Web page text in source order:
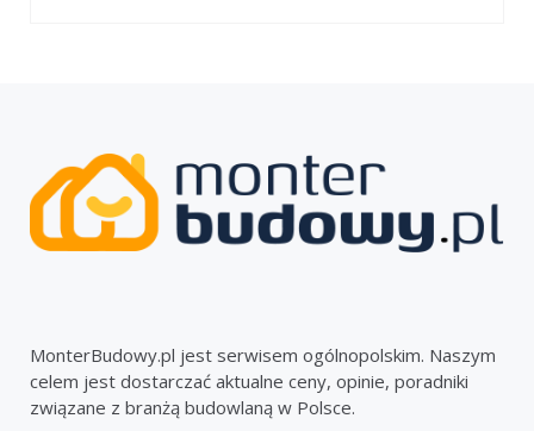
MonterBudowy.pl jest serwisem ogólnopolskim. Naszym
celem jest dostarczać aktualne ceny, opinie, poradniki
związane z branżą budowlaną w Polsce.